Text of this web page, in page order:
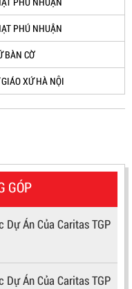
PHÚ NHUẬN
BÀN CỜ
XỨ HÀ NỘI
GÓP
Dự Án Của Caritas TGP
Dự Án Của Caritas TGP